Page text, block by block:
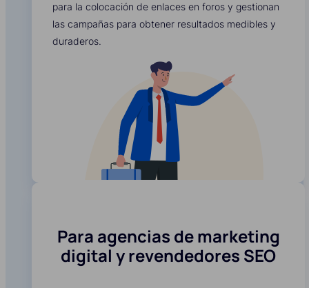
para la colocación de enlaces en foros y gestionan
las campañas para obtener resultados medibles y
duraderos.
Para agencias de marketing
digital y revendedores SEO